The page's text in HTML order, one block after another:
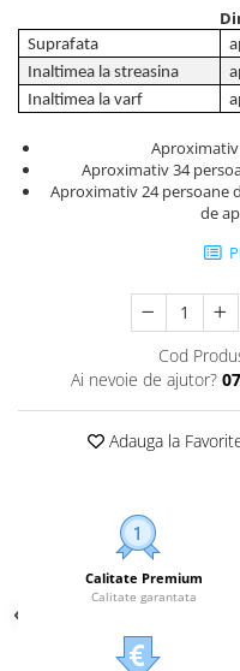
Suprafata
Inaltimea la streasina
Inaltimea la varf
Aproximativ 34
Aproximativ 24 persoane
de
Cod
Ai nevoie de ajutor?
Adauga la
Calitate Premium
Calitate garantata